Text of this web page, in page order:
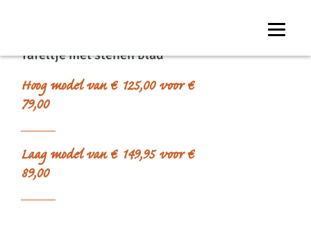
Tafeltje met stenen blad
Hoog model van € 125,00 voor €
79,00
Laag model van € 149,95 voor €
89,00